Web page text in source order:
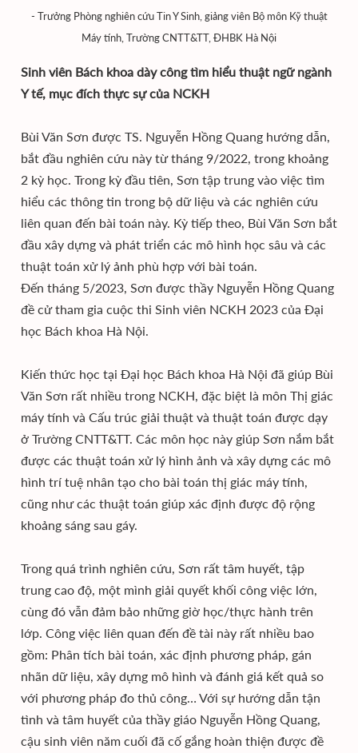
- Trưởng Phòng nghiên cứu Tin Y Sinh, giảng viên Bộ môn Kỹ thuật
Máy tính, Trường CNTT&TT, ĐHBK Hà Nội
Sinh viên Bách khoa dày công tìm hiểu thuật ngữ ngành
Y tế, mục đích thực sự của NCKH
Bùi Văn Sơn được TS. Nguyễn Hồng Quang hướng dẫn,
bắt đầu nghiên cứu này từ tháng 9/2022, trong khoảng
2 kỳ học. Trong kỳ đầu tiên, Sơn tập trung vào việc tìm
hiểu các thông tin trong bộ dữ liệu và các nghiên cứu
liên quan đến bài toán này. Kỳ tiếp theo, Bùi Văn Sơn bắt
đầu xây dựng và phát triển các mô hình học sâu và các
thuật toán xử lý ảnh phù hợp với bài toán.
Đến tháng 5/2023, Sơn được thầy Nguyễn Hồng Quang
đề cử tham gia cuộc thi Sinh viên NCKH 2023 của Đại
học Bách khoa Hà Nội.
Kiến thức học tại Đại học Bách khoa Hà Nội đã giúp Bùi
Văn Sơn rất nhiều trong NCKH, đặc biệt là môn Thị giác
máy tính và Cấu trúc giải thuật và thuật toán được dạy
ở Trường CNTT&TT. Các môn học này giúp Sơn nắm bắt
được các thuật toán xử lý hình ảnh và xây dựng các mô
hình trí tuệ nhân tạo cho bài toán thị giác máy tính,
cũng như các thuật toán giúp xác định được độ rộng
khoảng sáng sau gáy.
Trong quá trình nghiên cứu, Sơn rất tâm huyết, tập
trung cao độ, một mình giải quyết khối công việc lớn,
cùng đó vẫn đảm bảo những giờ học/thực hành trên
lớp. Công việc liên quan đến đề tài này rất nhiều bao
gồm: Phân tích bài toán, xác định phương pháp, gán
nhãn dữ liệu, xây dựng mô hình và đánh giá kết quả so
với phương pháp đo thủ công… Với sự hướng dẫn tận
tình và tâm huyết của thầy giáo Nguyễn Hồng Quang,
cậu sinh viên năm cuối đã cố gắng hoàn thiện được đề